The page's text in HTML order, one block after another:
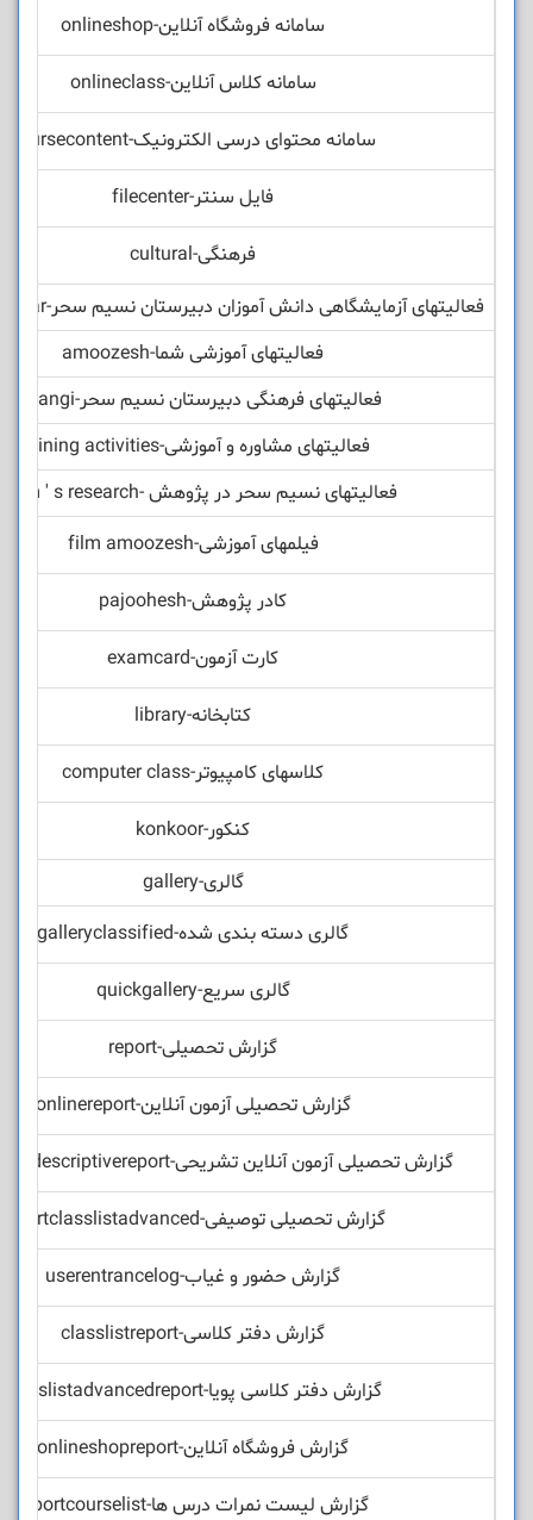
سامانه فروشگاه آنلاین-onlineshop
سامانه کلاس آنلاین-onlineclass
سامانه محتوای درسی الکترونیک-coursecontent
فایل سنتر-filecenter
فرهنگی-cultural
فعالیتهای آزمایشگاهی دانش آموزان دبیرستان نسیم سحر-lab nasime sahar
فعالیتهای آموزشی شما-amoozesh
فعالیتهای فرهنگی دبیرستان نسیم سحر-farhangi
فعالیتهای مشاوره و آموزشی-training activities
فعالیتهای نسیم سحر در پژوهش -nasim ' s research
فیلمهای آموزشی-film amoozesh
کادر پژوهش-pajoohesh
کارت آزمون-examcard
کتابخانه-library
کلاسهای کامپیوتر-computer class
کنکور-konkoor
گالری-gallery
گالری دسته بندی شده-galleryclassified
گالری سریع-quickgallery
گزارش تحصیلی-report
گزارش تحصیلی آزمون آنلاین-onlinereport
گزارش تحصیلی آزمون آنلاین تشریحی-onlineexamdescriptivereport
گزارش تحصیلی توصیفی-reportclasslistadvanced
گزارش حضور و غیاب-userentrancelog
گزارش دفتر کلاسی-classlistreport
گزارش دفتر کلاسی پویا-classlistadvancedreport
گزارش فروشگاه آنلاین-onlineshopreport
گزارش لیست نمرات درس ها-reportcourselist